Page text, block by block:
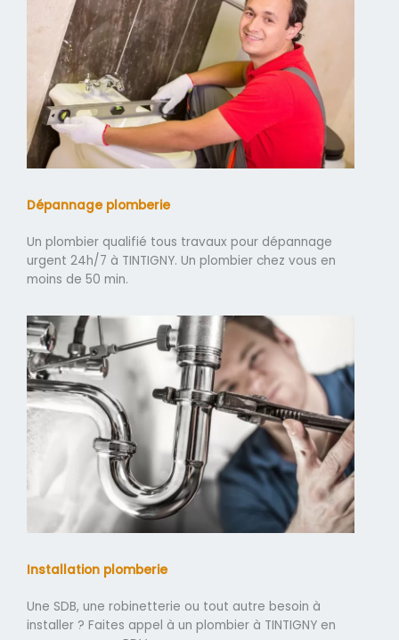
Dépannage plomberie
Un plombier qualifié tous travaux pour dépannage
urgent 24h/7 à TINTIGNY. Un plombier chez vous en
moins de 50 min.
Installation plomberie
Une SDB, une robinetterie ou tout autre besoin à
installer ? Faites appel à un plombier à TINTIGNY en